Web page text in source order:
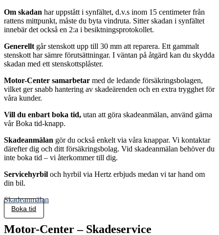
Om skadan har uppstått i synfältet, d.v.s inom 15 centimeter från
rattens mittpunkt, måste du byta vindruta. Sitter skadan i synfältet
innebär det också en 2:a i besiktningsprotokollet.
Generellt går stenskott upp till 30 mm att reparera. Ett gammalt
stenskott har sämre förutsättningar. I väntan på åtgärd kan du skydda
skadan med ett stenskottsplåster.
Motor-Center samarbetar med de ledande försäkringsbolagen,
vilket ger snabb hantering av skadeärenden och en extra trygghet för
våra kunder.
Vill du enbart boka tid, utan att göra skadeanmälan, använd gärna
vår Boka tid-knapp.
Skadeanmälan gör du också enkelt via våra knappar. Vi kontaktar
därefter dig och ditt försäkringsbolag. Vid skadeanmälan behöver du
inte boka tid – vi återkommer till dig.
Servicehyrbil och hyrbil via Hertz erbjuds medan vi tar hand om
din bil.
Skadeanmälan
Boka tid
Motor-Center– Skadeservice